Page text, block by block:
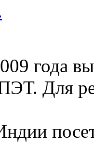
года
Для